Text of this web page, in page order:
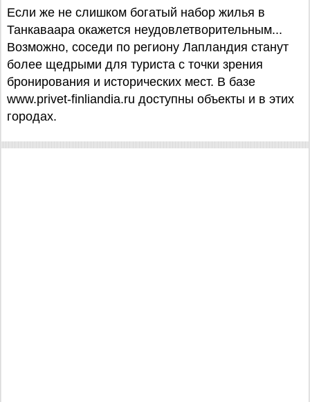
Если же не слишком богатый набор жилья в
Танкаваара окажется неудовлетворительным...
Возможно, соседи по региону Лапландия станут
более щедрыми для туриста с точки зрения
бронирования и исторических мест. В базе
www.privet-finliandia.ru доступны объекты и в этих
городах.